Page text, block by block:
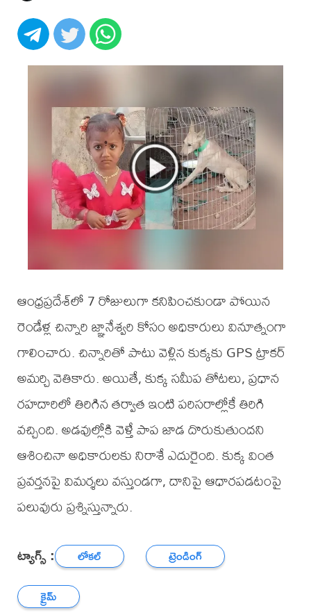
ఆంధ్రప్రదేశ్‌లో 7 రోజులుగా కనిపించకుండా పోయిన
రెండేళ్ల చిన్నారి జ్ఞానేశ్వరి కోసం అధికారులు వినూత్నంగా
గాలించారు. చిన్నారితో పాటు వెళ్లిన కుక్కకు GPS ట్రాకర్
అమర్చి వెతికారు. అయితే, కుక్క సమీప తోటలు, ప్రధాన
రహదారిలో తిరిగిన తర్వాత ఇంటి పరిసరాల్లోకే తిరిగి
వచ్చింది. అడవుల్లోకి వెళ్తే పాప జాడ దొరుకుతుందని
ఆశించినా అధికారులకు నిరాశే ఎదురైంది. కుక్క వింత
ప్రవర్తనపై విమర్శలు వస్తుండగా, దానిపై ఆధారపడటంపై
పలువురు ప్రశ్నిస్తున్నారు.
ట్యాగ్స్ : లోకల్
ట్రెండింగ్
క్రైమ్